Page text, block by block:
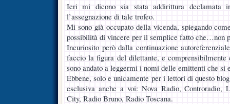
Ieri mi dicono sia stata addirittura declamata
l’assegnazione di tale trofeo.
Mi sono già occupato della vicenda, spiegando
possibilità di vincere per il semplice fatto che…non
Incuriosito però dalla continuazione
faccio la figura del dilettante, e
sono andato a leggermi i nomi delle emittenti che si
Ebbene, solo e unicamente per i lettori di questo
esclusiva anche a voi: Nova Radio, Controradio,
City, Radio Bruno, Radio Toscana.